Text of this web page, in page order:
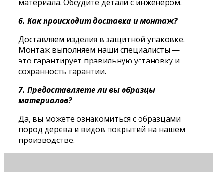
материала. Обсудите детали с инженером.
6. Как происходит доставка и монтаж?
Доставляем изделия в защитной упаковке.
Монтаж выполняем наши специалисты —
это гарантирует правильную установку и
сохранность гарантии.
7. Предоставляете ли вы образцы
материалов?
Да, вы можете ознакомиться с образцами
пород дерева и видов покрытий на нашем
производстве.